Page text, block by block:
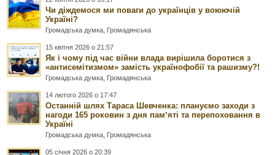
Чи діждемося ми поваги до українців у воюючій
Україні?
Громадська думка Громадянська
15 квітня 2026 о 21:57
Як і чому під час війни влада вирішила боротися з
«антисемітизмом» замість українофобії та рашизму?!
Громадська думка Громадянська
14 лютого 2026 о 17:47
Останній шлях Тараса Шевченка: плануємо заходи з
нагоди 165 роковин з дня памʼяті та перепоховання в
Україні
Громадська думка Громадянська
05 січня 2026 о 20:39